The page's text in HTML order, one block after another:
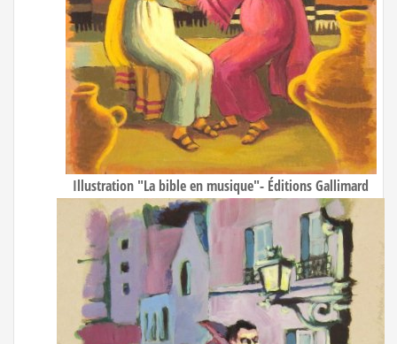
Illustration "La bible en musique"- Éditions Gallimard